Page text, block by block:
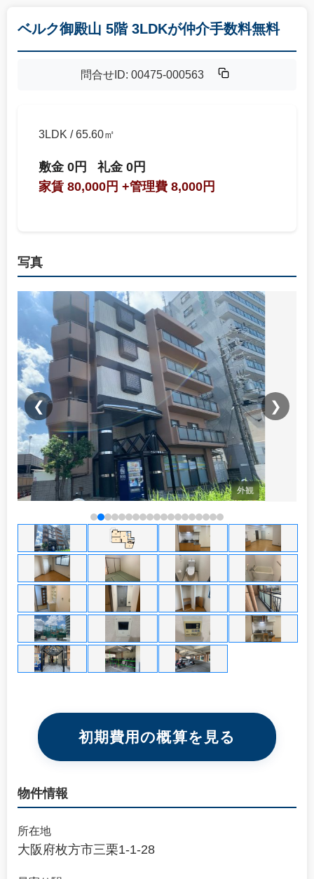
ベルク御殿山 5階 3LDKが仲介手数料無料
問合せID: 00475-000563
3LDK / 65.60㎡
敷金 0円
礼金 0円
家賃 80,000円 +管理費 8,000円
写真
❮ ❯
初期費用の概算を見る
物件情報
所在地
大阪府枚方市三栗1-1-28